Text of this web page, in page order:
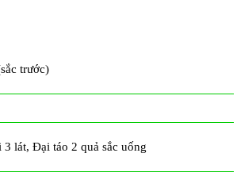
trước)
lát, Đại táo 2 quả sắc uống